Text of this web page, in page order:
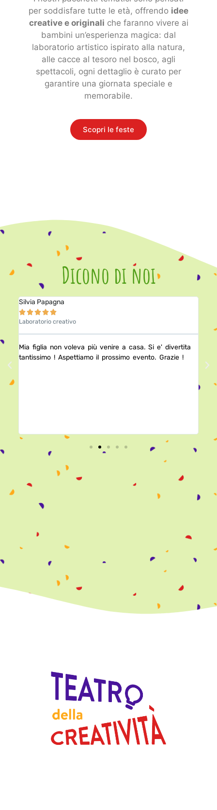
per soddisfare tutte le età, offrendo idee
creative e originali che faranno vivere ai
bambini un’esperienza magica: dal
laboratorio artistico ispirato alla natura,
alle cacce al tesoro nel bosco, agli
spettacoli, ogni dettaglio è curato per
garantire una giornata speciale e
memorabile.
Scopri le feste
Dicono di noi
Silvia Papagna

Laboratorio creativo
Mia figlia non voleva più venire a casa. Si e' divertita
tantissimo ! Aspettiamo il prossimo evento. Grazie !
poi